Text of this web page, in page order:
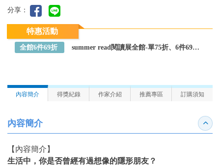
分享：
特惠活動
全館6件69折 summer read閱讀展全館-單75折、6件69折～全館任選
內容簡介 得獎紀錄 作家介紹 推薦專區 訂購須知
內容簡介 收合
【內容簡介】
生活中，你是否曾經有過想像的隱形朋友？